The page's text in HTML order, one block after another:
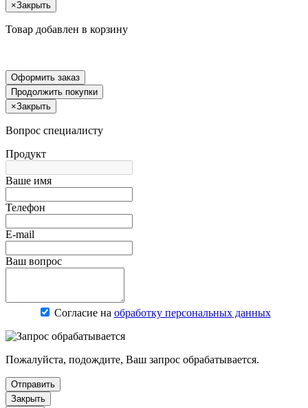
×Закрыть
Товар добавлен в корзину
Оформить заказ
Продолжить покупки
×Закрыть
Вопрос специалисту
Продукт
Ваше имя
Телефон
E-mail
Ваш вопрос
Согласие на обработку персональных данных
Пожалуйста, подождите, Ваш запрос обрабатывается.
Отправить
Закрыть